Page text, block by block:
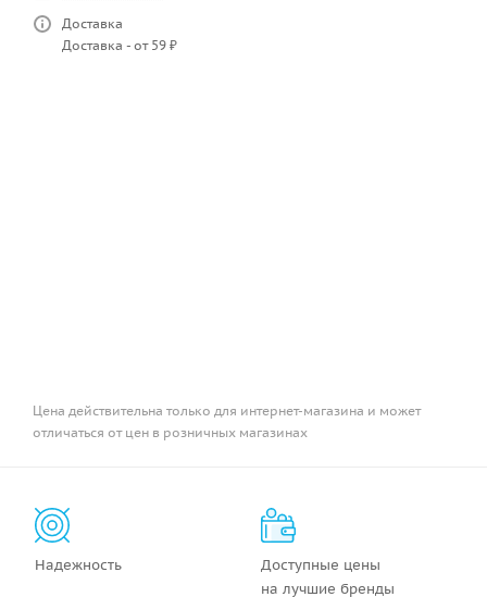
Доставка
Доставка - от 59 ₽
Цена действительна только для интернет-магазина и может
отличаться от цен в розничных магазинах
Надежность
Доступные цены
на лучшие бренды